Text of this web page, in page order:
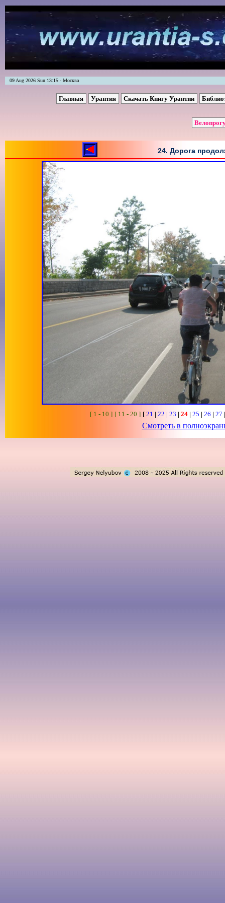
09 Aug 2026 Sun 13:15 - Москва
Главная Урантия Скачать Книгу Урантии
24. Дорога
[ 1 - 10 ] [ 11 - 20 ] [ 21 | 22 | 23 | 24 | 25 | 26 | 27 |
Смотреть в